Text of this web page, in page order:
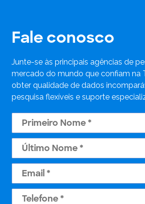
Fale conosco
Junte-se às principais agências de
mercado do mundo que confiam na
obter qualidade de dados
pesquisa flexíveis e suporte